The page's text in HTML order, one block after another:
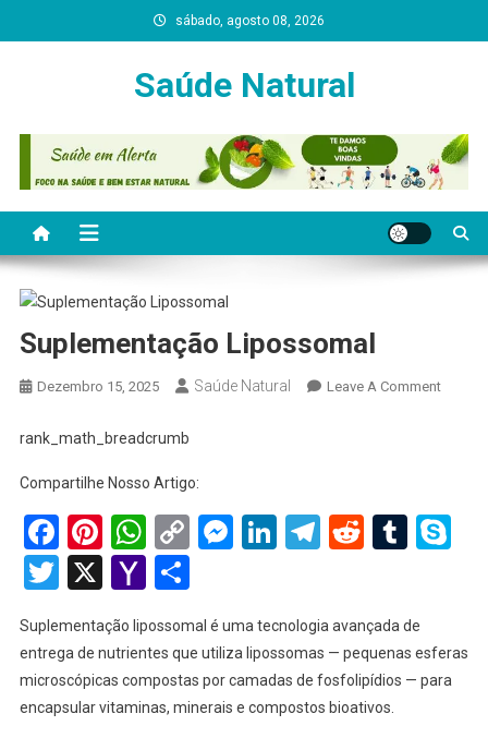
to
sábado, agosto 08, 2026
Saúde Natural
Suplementação Lipossomal
Dezembro 15, 2025 Saúde Natural Leave A CommentOn
rank_math_breadcrumb
Compartilhe Nosso Artigo:
Facebook
Pinterest
WhatsApp
Copy
Link
Messenger
LinkedIn
Telegram
Reddit
Twitter
X YahooShare
Suplementação lipossomal é uma tecnologia avançada de
entrega de nutrientes que utiliza lipossomas — pequenas esferas
microscópicas compostas por camadas de fosfolipídios — para
encapsular vitaminas, minerais e compostos bioativos.